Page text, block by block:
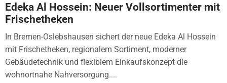
Edeka Al Hossein: Neuer Vollsortimenter mit
Frischetheken
In Bremen-Oslebshausen sichert der neue Edeka Al Hossein
mit Frischetheken, regionalem Sortiment, moderner
Gebäudetechnik und flexiblem Einkaufskonzept die
wohnortnahe Nahversorgung....